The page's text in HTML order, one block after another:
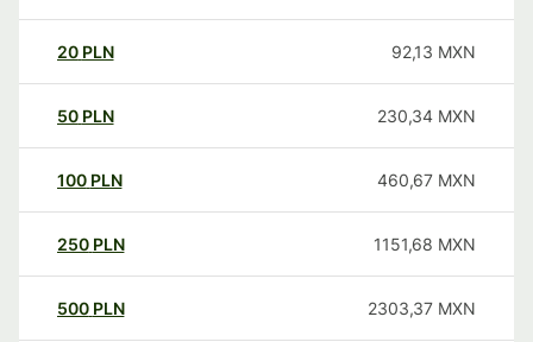
20 PLN 92,13 MXN
50 PLN 230,34 MXN
100 PLN 460,67 MXN
250 PLN 1151,68 MXN
500 PLN 2303,37 MXN